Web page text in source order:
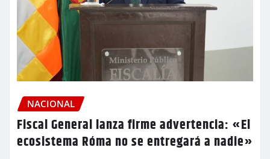
NACIONAL
Fiscal General lanza firme advertencia: «El
ecosistema Róma no se entregará a nadie»